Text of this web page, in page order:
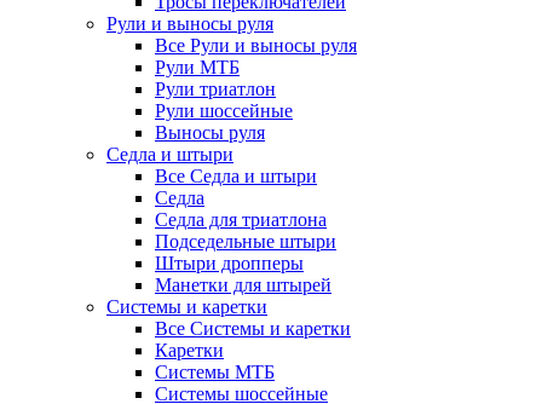
Рули и выносы руля
Все Рули и выносы руля
Рули МТБ
Рули триатлон
Рули шоссейные
Выносы руля
Седла и штыри
Все Седла и штыри
Седла
Седла для триатлона
Подседельные штыри
Штыри дропперы
Манетки для штырей
Системы и каретки
Все Системы и каретки
Каретки
Системы МТБ
Системы шоссейные